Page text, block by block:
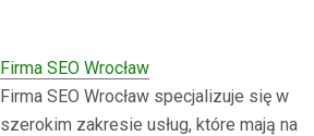
Firma SEO Wrocław
Firma SEO Wrocław specjalizuje się w
szerokim zakresie usług, które mają na